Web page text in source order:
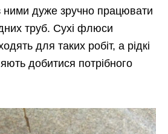
ними дуже зручно працювати
труб. Сухі флюси
для таких робіт, а рідкі
добитися потрібного